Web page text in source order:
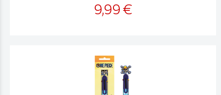
9,99 €